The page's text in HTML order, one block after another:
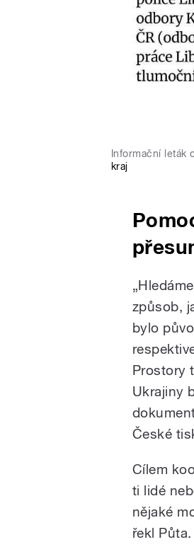
Informační leták
kraj
způsob,
bylo
Prostory
Ukrajiny
České
Cílem
ti lidé
nějaké
řekl Půta.